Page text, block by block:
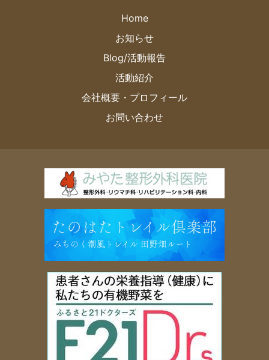
Home
お知らせ
Blog/活動報告
活動紹介
会社概要・プロフィール
お問い合わせ